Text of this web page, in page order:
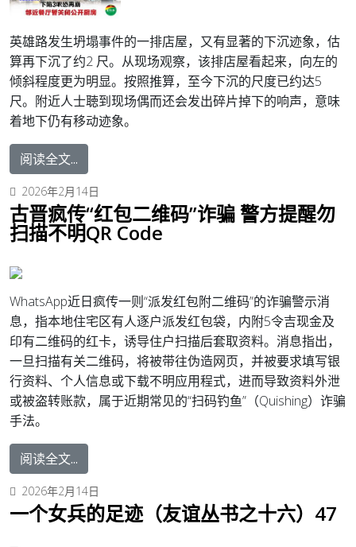
英雄路发生坍塌事件的一排店屋，又有显著的下沉迹象，估
算再下沉了约2 尺。 从现场观察，该排店屋看起来，向左的
倾斜程度更为明显。 按照推算，至今下沉的尺度已约达5
尺。 附近人士聴到现场偶而还会发出碎片掉下的响声，意味
着地下仍有移动迹象。
阅读全文...
2026年2月14日
古晋疯传“红包二维码”诈骗 警方提醒勿
扫描不明QR Code
WhatsApp近日疯传一则“派发红包附二维码”的诈骗警示消
息，指本地住宅区有人逐户派发红包袋，内附5令吉现金及
印有二维码的红卡，诱导住户扫描后套取资料。消息指出，
一旦扫描有关二维码，将被带往伪造网页，并被要求填写银
行资料、个人信息或下载不明应用程式，进而导致资料外泄
或被盗转账款，属于近期常见的“扫码钓鱼”（Quishing）诈骗
手法。
阅读全文...
2026年2月14日
一个女兵的足迹（友谊丛书之十六）47